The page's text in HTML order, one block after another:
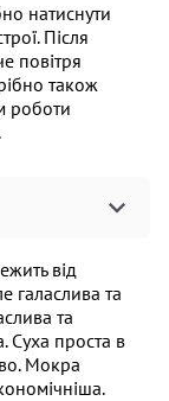
натиснути
Після
повітря
також
роботи
від
галаслива та
та
Суха проста в
Мокра